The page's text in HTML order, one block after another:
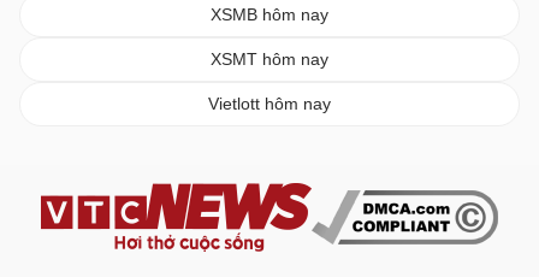
XSMB hôm nay
XSMT hôm nay
Vietlott hôm nay